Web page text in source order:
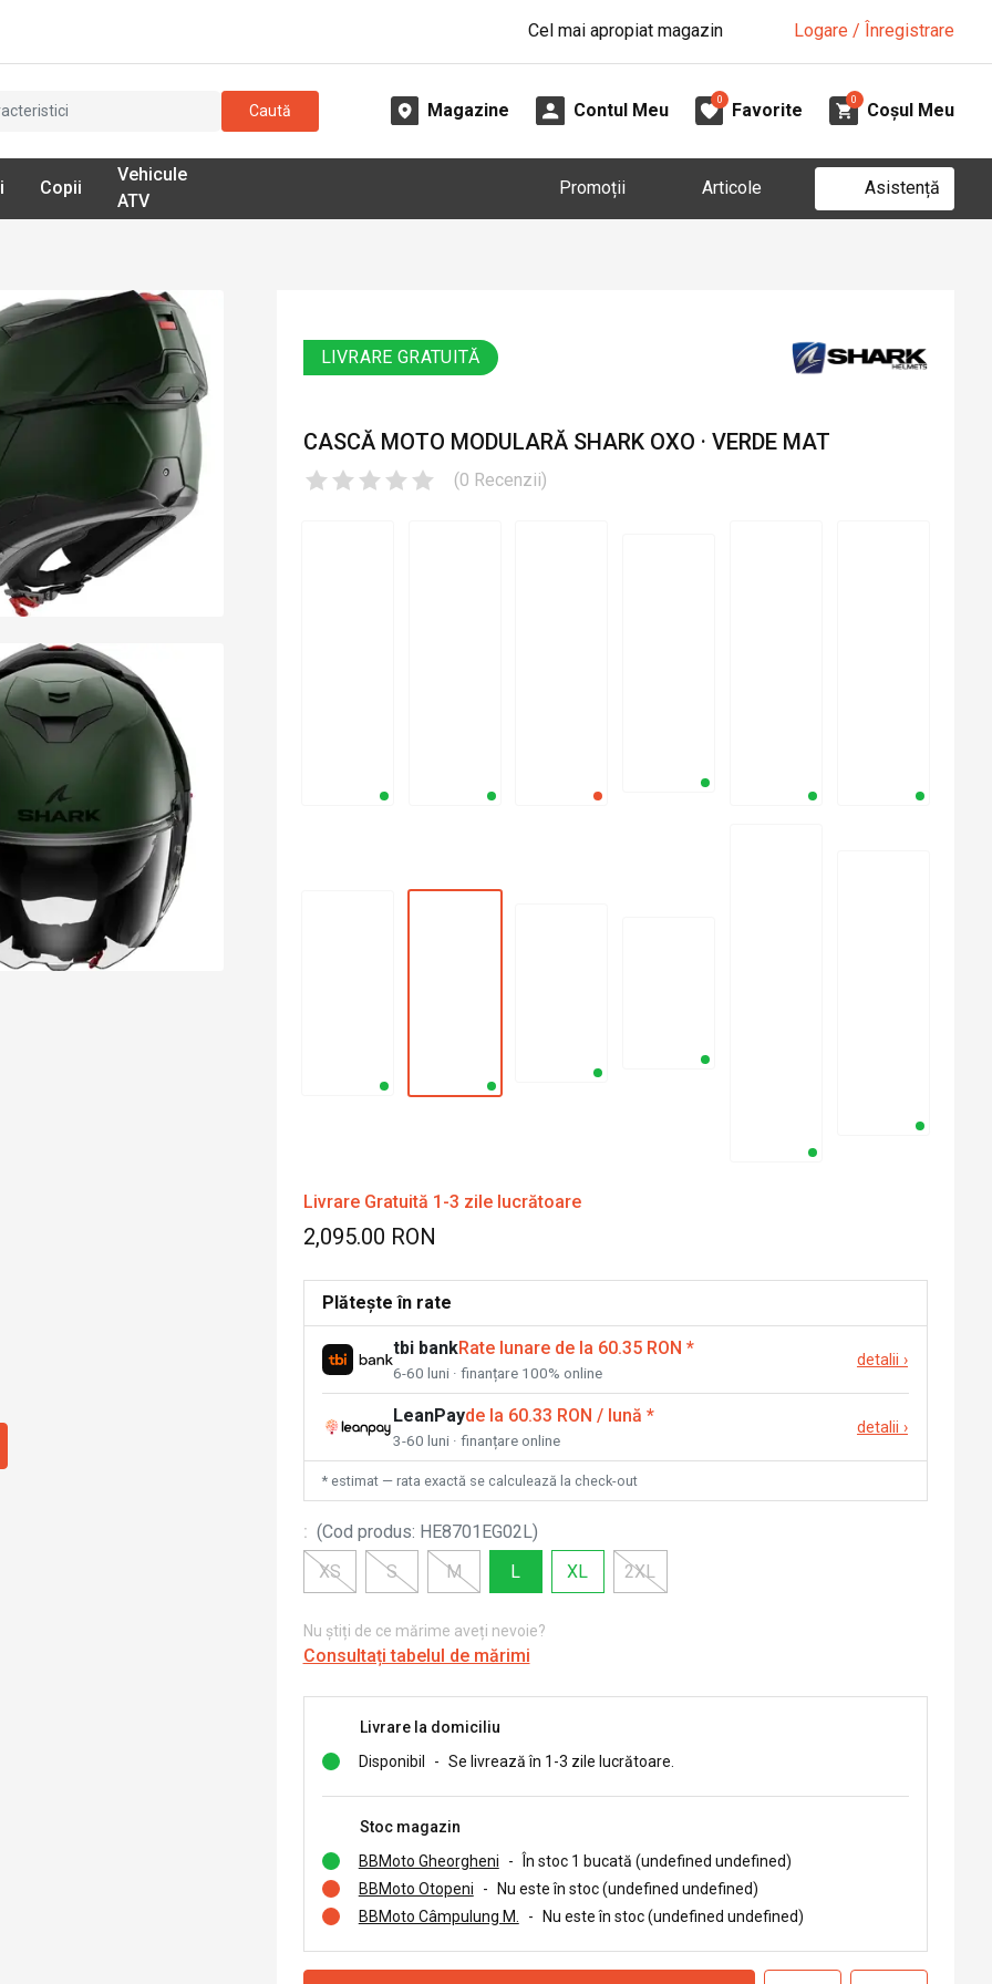
Cel mai apropiat magazin Logare / Înregistrare
Caută Magazine Contul Meu
0
Favorite
0
Coșul Meu
Copii
Vehicule
ATV
Promoții Articole Asistență
LIVRARE GRATUITĂ
CASCĂ MOTO MODULARĂ SHARK OXO · VERDE MAT
(0 Recenzii)
Livrare Gratuită 1-3 zile lucrătoare
2,095.00 RON
Plătește în rate
tbi bankRate lunare de la 60.35 RON *
6-60 luni · finanțare 100% online
detalii ›
LeanPayde la 60.33 RON / lună *
3-60 luni · finanțare online
detalii ›
* estimat — rata exactă se calculează la check-out
: (Cod produs: HE8701EG02L)
XS
S M L XL 2XL
Nu știți de ce mărime aveți nevoie?
Consultați tabelul de mărimi
Livrare la domiciliu
Disponibil
- Se livrează în 1-3 zile lucrătoare.
Stoc magazin
BBMoto Gheorgheni
-
În stoc 1 bucată (undefined undefined)
BBMoto Otopeni
-
Nu este în stoc (undefined undefined)
BBMoto Câmpulung M.
- Nu este în stoc (undefined undefined)